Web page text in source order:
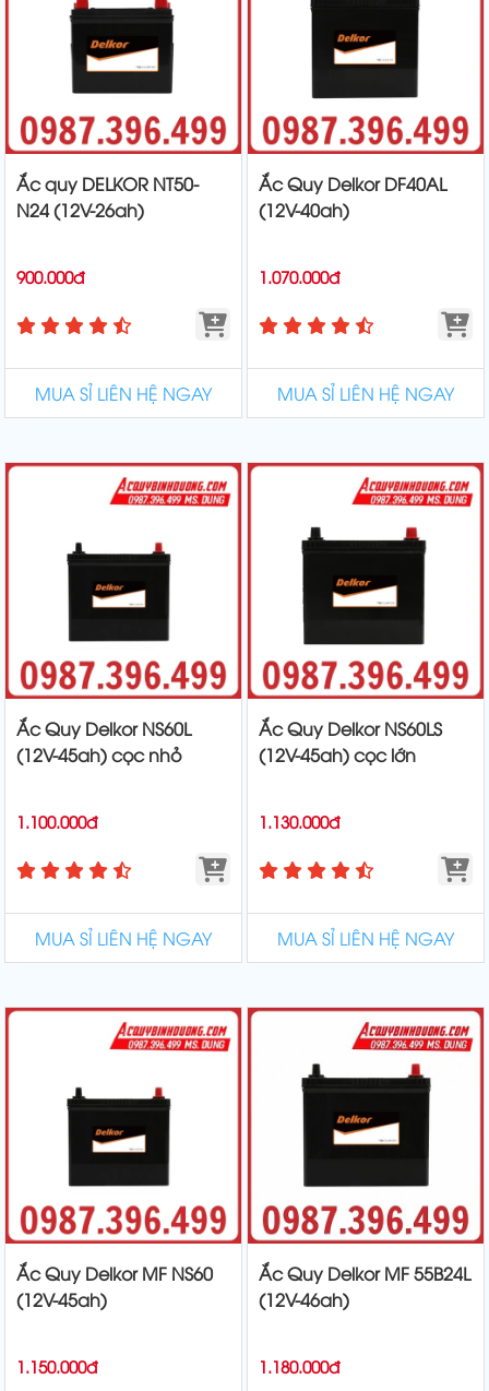
Ắc quy DELKOR NT50-
N24 (12V-26ah)
900.000đ
MUA SỈ LIÊN HỆ NGAY
Ắc Quy Delkor DF40AL
(12V-40ah)
1.070.000đ
MUA SỈ LIÊN HỆ NGAY
Ắc Quy Delkor NS60L
(12V-45ah) cọc nhỏ
1.100.000đ
MUA SỈ LIÊN HỆ NGAY
Ắc Quy Delkor NS60LS
(12V-45ah) cọc lớn
1.130.000đ
MUA SỈ LIÊN HỆ NGAY
Ắc Quy Delkor MF NS60
(12V-45ah)
1.150.000đ
Ắc Quy Delkor MF 55B24L
(12V-46ah)
1.180.000đ